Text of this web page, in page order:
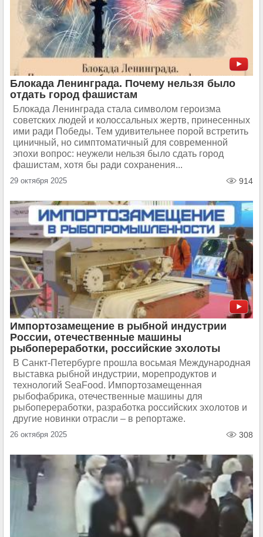
Блокада Ленинграда. Почему нельзя было
отдать город фашистам
Блокада Ленинграда стала символом героизма
советских людей и колоссальных жертв, принесенных
ими ради Победы. Тем удивительнее порой встретить
циничный, но симптоматичный для современной
эпохи вопрос: неужели нельзя было сдать город
фашистам, хотя бы ради сохранения...
29 октября 2025 914
Импортозамещение в рыбной индустрии
России, отечественные машины
рыбопереработки, российские эхолоты
В Санкт-Петербурге прошла восьмая Международная
выставка рыбной индустрии, морепродуктов и
технологий SeaFood. Импортозамещенная
рыбофабрика, отечественные машины для
рыбопереработки, разработка российских эхолотов и
другие новинки отрасли – в репортаже.
26 октября 2025 308